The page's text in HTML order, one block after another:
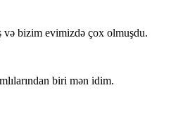
və bizim evimizdə çox olmuşdu.
biri mən idim.